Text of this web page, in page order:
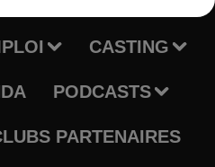
CASTING
PODCASTS
PARTENAIRES